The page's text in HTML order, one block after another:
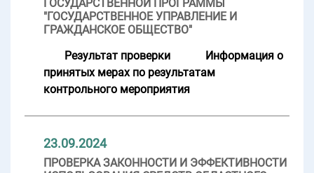
ГОСУДАРСТВЕННОЙ ПРОГРАММЫ
"ГОСУДАРСТВЕННОЕ УПРАВЛЕНИЕ И
ГРАЖДАНСКОЕ ОБЩЕСТВО"
Результат проверки
Информация о
принятых мерах по результатам
контрольного мероприятия
23.09.2024
ПРОВЕРКА ЗАКОННОСТИ И ЭФФЕКТИВНОСТИ